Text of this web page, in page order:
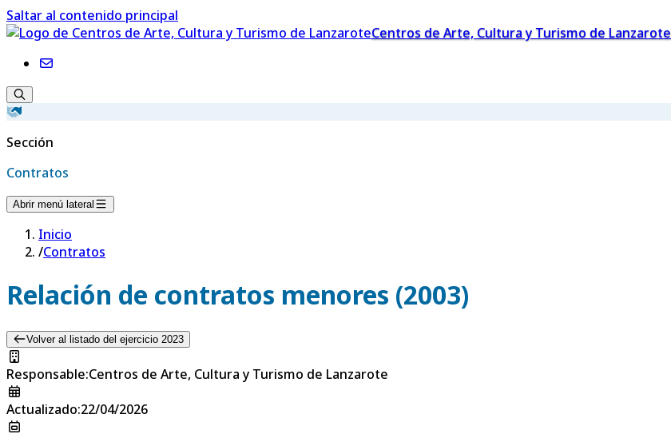
Saltar al contenido principal
Centros de Arte, Cultura y Turismo de Lanzarote
Sección
Contratos
Abrir menú lateral
Inicio
/Contratos
Relación de contratos menores (2003)
Volver al listado del ejercicio 2023
Responsable:Centros de Arte, Cultura y Turismo de Lanzarote
Actualizado:22/04/2026